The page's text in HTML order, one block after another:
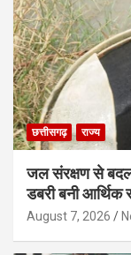
छत्तीसगढ़ राज्य
जल संरक्षण से
डबरी बनी आर्थिक
August 7, 2026